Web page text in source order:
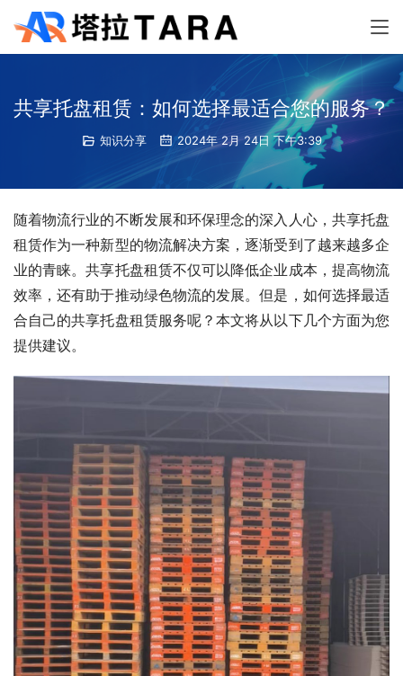
共享托盘租赁：如何选择最适合您的服务？
知识分享 2024年 2月 24日 下午3:39
随着物流行业的不断发展和环保理念的深入人心，共享托盘
租赁作为一种新型的物流解决方案，逐渐受到了越来越多企
业的青睐。共享托盘租赁不仅可以降低企业成本，提高物流
效率，还有助于推动绿色物流的发展。但是，如何选择最适
合自己的共享托盘租赁服务呢？本文将从以下几个方面为您
提供建议。